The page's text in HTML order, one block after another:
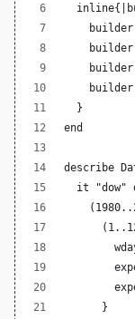
  }
end
describe
it "dow"
      }